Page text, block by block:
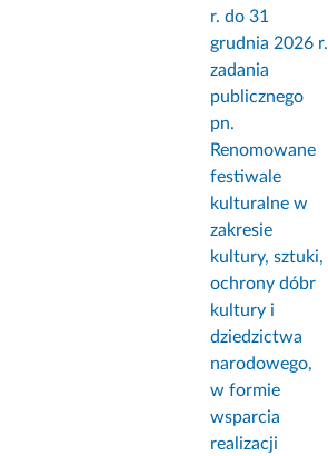
r. do 31
grudnia 2026 r.
zadania
publicznego
pn.
Renomowane
festiwale
kulturalne w
zakresie
kultury, sztuki,
ochrony dóbr
kultury i
dziedzictwa
narodowego,
w formie
wsparcia
realizacji